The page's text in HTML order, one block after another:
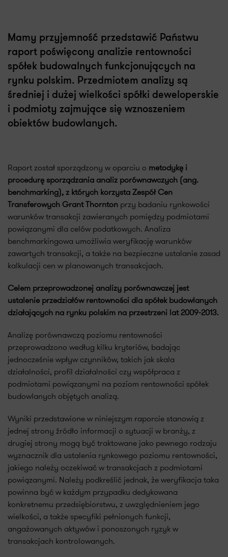
Mamy przyjemność przedstawić Państwu
raport poświęcony analizie rentowności
spółek budowalnych funkcjonujących na
rynku polskim. Przedmiotem analizy są
średniej i dużej wielkości spółki deweloperskie
i podmioty zajmujące się wznoszeniem
obiektów budowlanych.
Raport został sporządzony w oparciu o metodykę i
procedurę sporządzania analiz porównawczych (ang.
benchmarking), z których korzysta Zespół Cen
Transferowych Grant Thornton przy badaniu rynkowości
warunków transakcji zawieranych pomiędzy podmiotami
powiązanymi dla celów podatkowych. Analiza
benchmarkingowa umożliwia weryfikację warunków
zawartych transakcji, a także na bezpieczne ustalanie zasad
kalkulacji cen w planowanych transakcjach.
Celem przeprowadzonej analizy porównawczej jest
ustalenie przedziałów rentowności dla spółek budowlanych
działających na rynku polskim na przestrzeni lat 2009-2013.
Analizę porównawczą poziomu rentowności
przeprowadzono według kilku kryteriów, badając
jednocześnie wpływ czynników, takich jak skala
działalności, profil działalności czy współpraca z
podmiotami powiązanymi na poziom rentowności spółek
budowlanych objętych analizą.
Wyniki przedstawione w niniejszym raporcie stanowią z
jednej strony źródło informacji o sytuacji w branży, z
drugiej strony mogą być traktowane jako pewnego rodzaju
wyznacznik dla ustalenia rynkowego poziomu rentowności,
jakiego należy oczekiwać w transakcjach z podmiotami
powiązanymi. Należy podkreślić jednak, że weryfikacja taka
powinna być w każdym przypadku dedykowana
konkretnemu przedsiębiorstwu, z uwzględnieniem jego
wielkości, a także specyfiki pełnionych funkcji,
angażowanych aktywów i ponoszonych ryzyk w
transakcjach kontrolowanych.